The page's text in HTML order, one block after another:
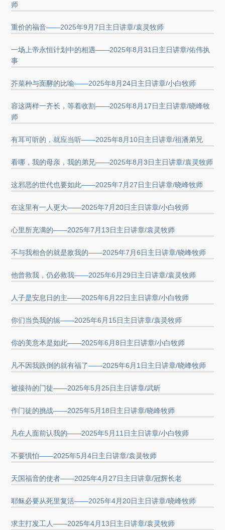
师
重价的福音——2025年9月7日主日讲章/袁灵牧师
一场上帝永恒计划中的相遇——2025年8月31日主日讲章/佑伟执
事
芥菜种与面酵的比喻——2025年8月24日主日讲章/小白牧师
容这两样一齐长，等着收割——2025年8月17日主日讲章/晓峰牧
师
有耳可听的，就应当听——2025年8月10日主日讲章/祖潘弟兄
看哪，我的母亲，我的弟兄——2025年8月3日主日讲章/袁灵牧师
这邪恶的世代也要如此——2025年7月27日主日讲章/晓峰牧师
在这里有一人更大——2025年7月20日主日讲章/小白牧师
心里所充满的——2025年7月13日主日讲章/袁灵牧师
不与我相合的就是敌我的——2025年7月6日主日讲章/晓峰牧师
他曾救我，仍必救我——2025年6月29日主日讲章/袁灵牧师
人子是安息日的主——2025年6月22日主日讲章/小白牧师
你们当负我的轭——2025年6月15日主日讲章/袁灵牧师
你的美意本是如此——2025年6月8日主日讲章/小白牧师
凡不因我跌倒的就有福了——2025年6月1日主日讲章/晓峰牧师
被接待的门徒——2025年5月25日主日讲章/武昕
作门徒的挑战——2025年5月18日主日讲章/晓峰牧师
凡在人面前认我的——2025年5月11日主日讲章/小白牧师
不要惧怕——2025年5月4日主日讲章/袁灵牧师
天国福音的使者——2025年4月27日主日讲章/冠辉长老
耶稣必要从死里复活——2025年4月20日主日讲章/晓峰牧师
求主打发工人——2025年4月13日主日讲章/袁灵牧师